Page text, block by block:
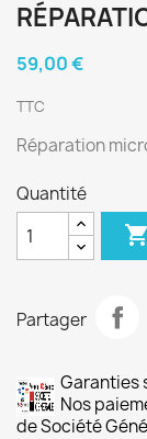
59,00 €
TTC
Réparation
Quantité

Partager
Garanties
Nos
de Société